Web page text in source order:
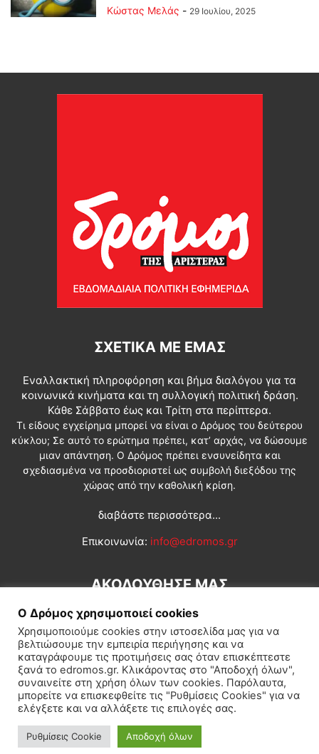
Κώστας Μελάς - 29 Ιουλίου, 2025
ΣΧΕΤΙΚΆ ΜΕ ΕΜΆΣ
Εναλλακτική πληροφόρηση και βήμα διαλόγου για τα
κοινωνικά κινήματα και τη συλλογική πολιτική δράση.
Κάθε Σάββατο έως και Τρίτη στα περίπτερα.
Τι είδους εγχείρημα μπορεί να είναι ο Δρόμος του δεύτερου
κύκλου; Σε αυτό το ερώτημα πρέπει, κατ’ αρχάς, να δώσουμε
μιαν απάντηση. Ο Δρόμος πρέπει ενσυνείδητα και
σχεδιασμένα να προσδιοριστεί ως συμβολή διεξόδου της
χώρας από την καθολική κρίση.
διαβάστε περισσότερα...
Επικοινωνία: info@edromos.gr
ΑΚΟΛΟΥΘΗΣΕ ΜΑΣ
Εγγραφή συνδρομητή Πολιτική Διεθνή Κοινωνία
Πολιτισμός Αφιερώματα
© Δρόμος της Αριστεράς
Ο Δρόμος χρησιμοποιεί cookies
Χρησιμοποιούμε cookies στην ιστοσελίδα μας για να
βελτιώσουμε την εμπειρία περιήγησης και να
καταγράφουμε τις προτιμήσεις σας όταν επισκέπτεστε
ξανά το edromos.gr. Κλικάροντας στο "Αποδοχή όλων",
συναινείτε στη χρήση όλων των cookies. Παρόλαυτα,
μπορείτε να επισκεφθείτε τις "Ρυθμίσεις Cookies" για να
ελέγξετε και να αλλάξετε τις επιλογές σας.
Ρυθμίσεις Cookie Αποδοχή όλων